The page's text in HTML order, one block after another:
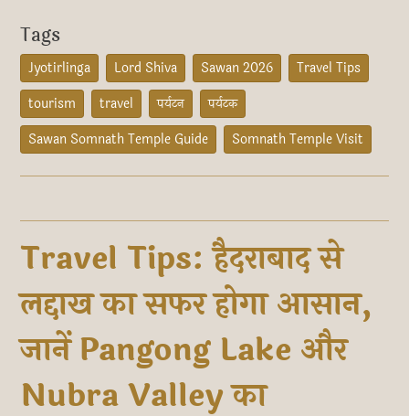
Tags
Jyotirlinga Lord Shiva Sawan 2026
Travel Tips
tourism
travel पर्यटन
पर्यटक
Sawan Somnath Temple Guide
Somnath Temple Visit
Travel Tips: हैदराबाद से
लद्दाख का सफर होगा आसान,
जानें Pangong Lake और
Nubra Valley का